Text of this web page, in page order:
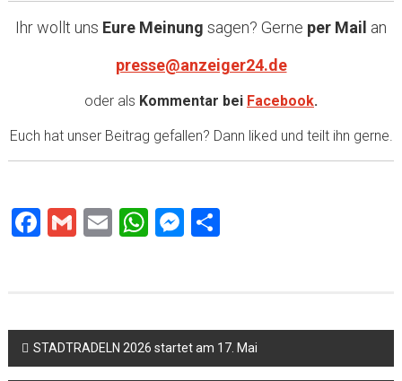
Ihr wollt uns Eure Meinung sagen? Gerne per Mail an
presse@anzeiger24.de
oder als Kommentar bei Facebook.
Euch hat unser Beitrag gefallen? Dann liked und teilt ihn gerne.
Facebook
Gmail
EmailWhatsApp
Messenger
Teilen
Beitragsnavigation
STADTRADELN 2026 startet am 17. Mai